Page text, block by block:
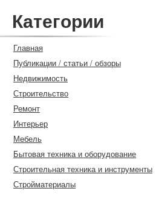
Категории
Главная
Публикации / статьи / обзоры
Недвижимость
Строительство
Ремонт
Интерьер
Мебель
Бытовая техника и оборудование
Строительная техника и инструменты
Стройматериалы